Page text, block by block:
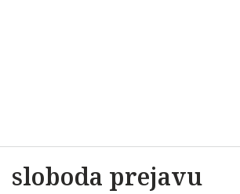
sloboda prejavu